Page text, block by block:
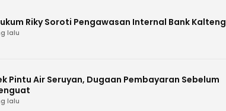
Riky Soroti Pengawasan Internal Bank Kalteng
lalu
Pintu Air Seruyan, Dugaan Pembayaran Sebelum
lalu